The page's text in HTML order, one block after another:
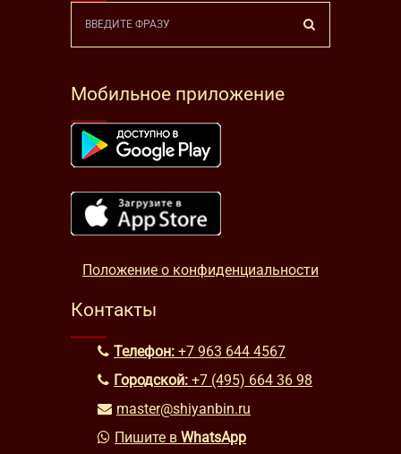
Мобильное приложение
Положение о конфиденциальности
Контакты
Телефон: +7 963 644 4567
Городской: +7 (495) 664 36 98
master@shiyanbin.ru
Пишите в WhatsApp